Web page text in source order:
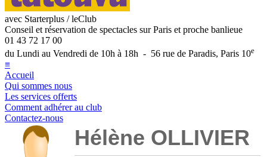
avec Starterplus / leClub
Conseil et réservation de spectacles sur Paris et proche banlieue
01 43 72 17 00
du Lundi au Vendredi de 10h à 18h - 56 rue de Paradis, Paris 10e
≡
Accueil
Qui sommes nous
Les services offerts
Comment adhérer au club
Contactez-nous
Hélène OLLIVIER